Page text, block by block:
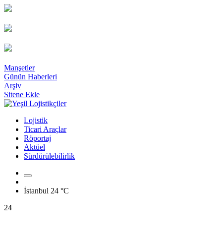
Manşetler
Günün Haberleri
Arşiv
Sitene Ekle
Lojistik
Ticari Araçlar
Röportaj
Aktüel
Sürdürülebilirlik
İstanbul 24 °C
24